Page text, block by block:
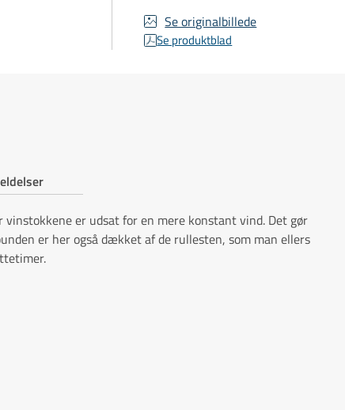
Se originalbillede
Se produktblad
er udsat for en mere konstant vind. Det gør
er her også dækket af de rullesten, som man ellers